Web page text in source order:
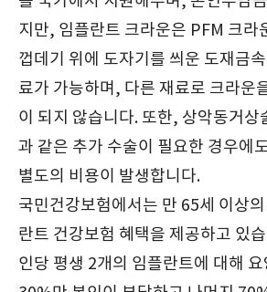
지만, 임플란트 크라운은 PFM 크라
껍데기 위에 도자기를 씌운 도재금
료가 가능하며, 다른 재료로 크라운
이 되지 않습니다. 또한, 상악동거상
과 같은 추가 수술이 필요한 경우에
별도의 비용이 발생합니다.
국민건강보험에서는 만 65세 이상
란트 건강보험 혜택을 제공하고 있
인당 평생 2개의 임플란트에 대해 요